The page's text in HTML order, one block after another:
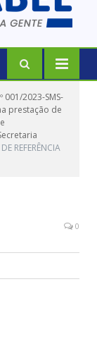
001/2023-SMS-
prestação de
REFERÊNCIA
0